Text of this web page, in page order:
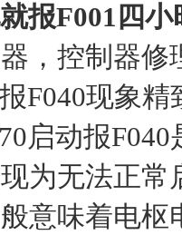
报F001四
，控制器修
F040现象精
启动报
为无法正
意味着电